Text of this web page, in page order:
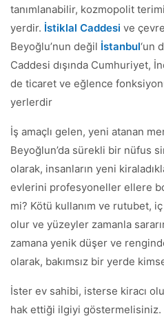
tanımlanabilir, kozmopolit
yerdir. İstiklal Caddesi ve
Beyoğlu’nun değil İstanbul‘un
Caddesi dışında Cumhuriyet,
de ticaret ve eğlence
yerlerdir
İş amaçlı gelen, yeni atanan
Beyoğlun’da sürekli bir nüfus
olarak, insanların yeni
evlerini profesyoneller ellere
mi? Kötü kullanım ve rutubet,
olur ve yüzeyler zamanla
zamana yenik düşer ve
olarak, bakımsız bir yerde
İster ev sahibi, isterse kiracı
hak ettiği ilgiyi göstermelisiniz.